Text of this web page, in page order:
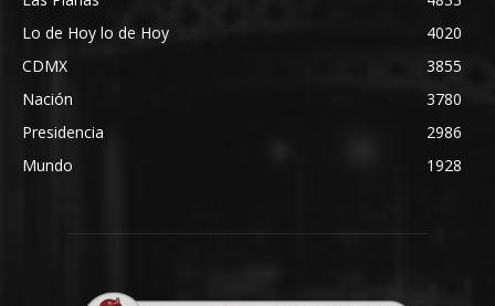
Lo de Hoy lo de Hoy
4020
CDMX
3855
Nación
3780
Presidencia
2986
Mundo
1928